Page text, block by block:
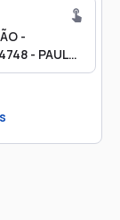
-
- PAULO